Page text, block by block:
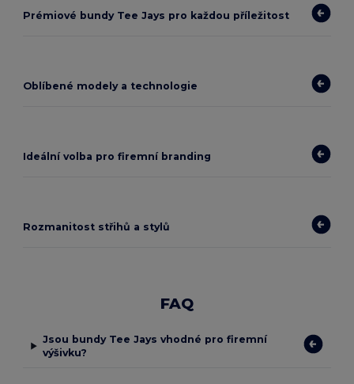
Prémiové bundy Tee Jays pro každou příležitost
Oblíbené modely a technologie
Ideální volba pro firemní branding
Rozmanitost střihů a stylů
FAQ
Jsou bundy Tee Jays vhodné pro firemní
výšivku?